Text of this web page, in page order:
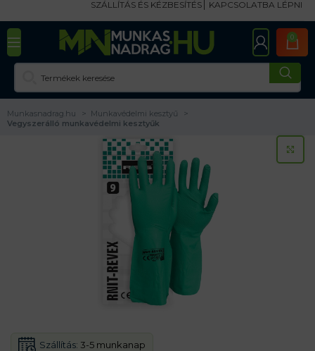
SZÁLLÍTÁS ÉS KÉZBESÍTÉS KAPCSOLATBA LÉPNI
0
Munkasnadrag.hu
Munkavédelmi kesztyű
Vegyszerálló munkavédelmi kesztyűk
Szállítás: 3-5 munkanap